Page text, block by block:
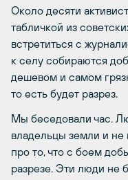
Около десяти
табличкой из
встретиться с
к селу собираются
дешевом и самом
то есть будет разрез.
Мы беседовали час.
владельцы земли и не
про то, что с боем
разрезе. Эти люди не